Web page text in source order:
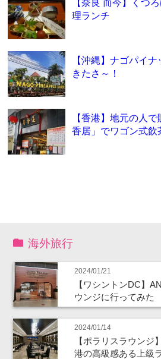
理ランチ
【沖縄】ナゴパイ
きたさ～！
【香港】地元の人
香居」でワゴン式飲
海外旅行
2024/01/21
【ワシントンDC】
ウンジに行ってみた
2024/01/14
【ポラリスラウンジ
港の高級感ある上級